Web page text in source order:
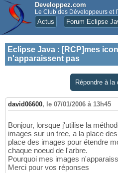
Developpez.com
Le Club des Développeurs et
Actus Forum Eclipse
Eclipse Java : [RCP]mes
n'apparaissent pas
Répondre à
david06600, le 07/01/2006 à 13h45
Bonjour, lorsque j'utilise la
images sur un tree, a la place
place des images pour étendre
chaque noeud de l'arbre.
Pourquoi mes images
Merci pour vos réponses